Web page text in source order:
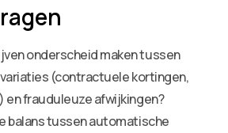
onderscheid maken tussen
(contractuele kortingen,
frauduleuze afwijkingen?
balans tussen automatische